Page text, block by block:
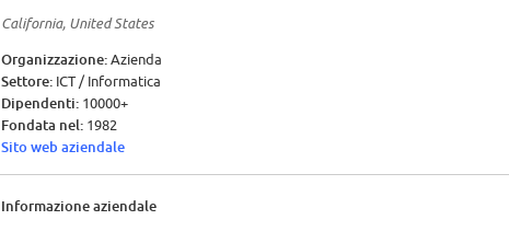
California, United States
Organizzazione:Azienda
Settore: ICT / Informatica
Dipendenti: 10000+
Fondata nel: 1982
Sito web aziendale
Informazione aziendale